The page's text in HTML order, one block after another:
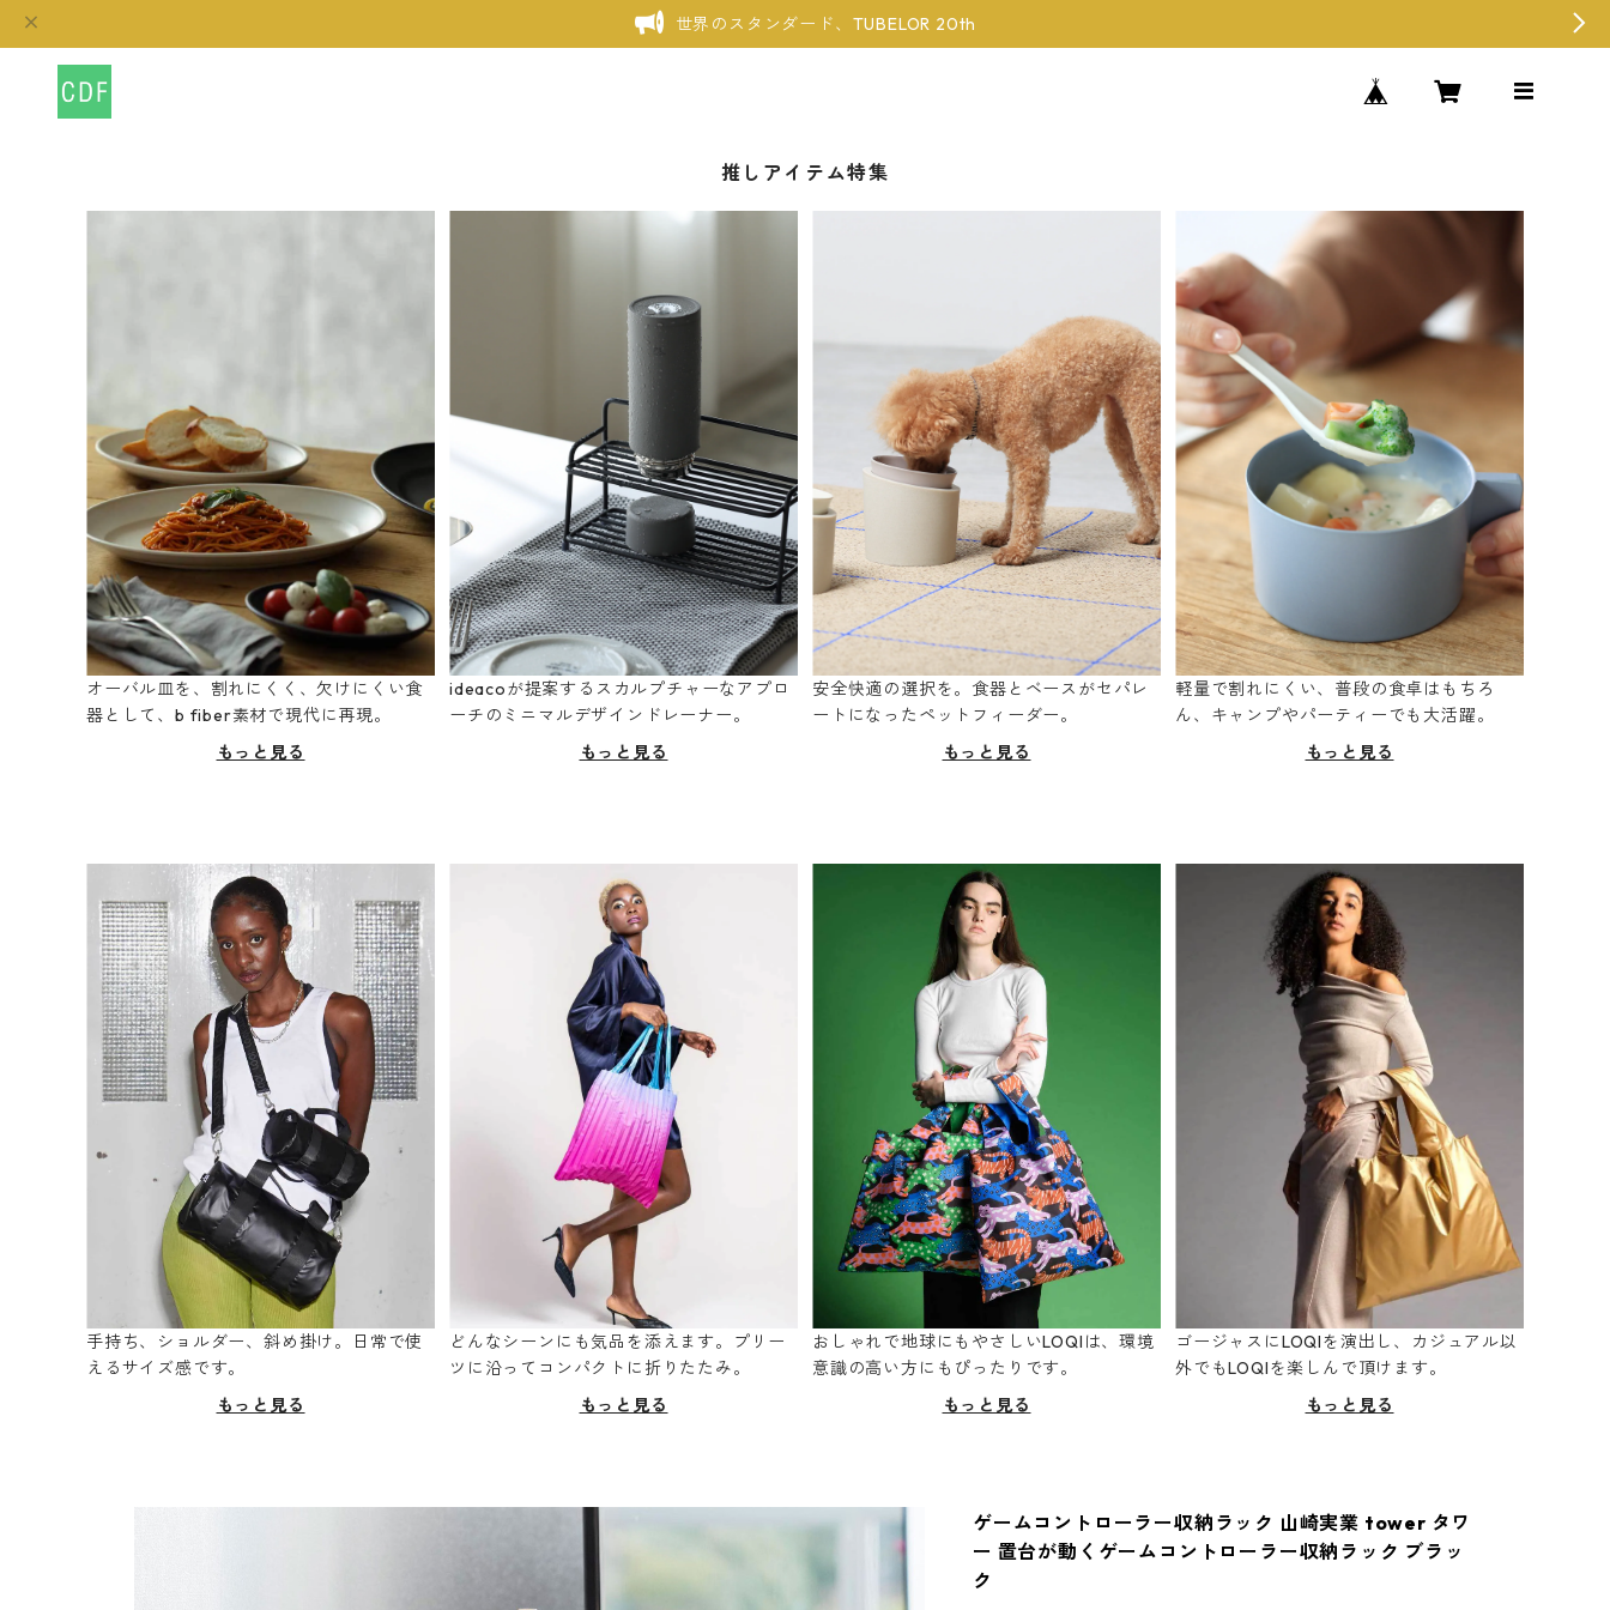
世界のスタンダード、TUBELOR 20th
推しアイテム特集
オーバル皿を、割れにくく、欠けにくい食
器として、b fiber素材で現代に再現。
もっと見る
ideacoが提案するスカルプチャーなアプロ
ーチのミニマルデザインドレーナー。
もっと見る
安全快適の選択を。食器とベースがセパレ
ートになったペットフィーダー。
もっと見る
軽量で割れにくい、普段の食卓はもちろ
ん、キャンプやパーティーでも大活躍。
もっと見る
手持ち、ショルダー、斜め掛け。日常で使
えるサイズ感です。
もっと見る
どんなシーンにも気品を添えます。プリー
ツに沿ってコンパクトに折りたたみ。
もっと見る
おしゃれで地球にもやさしいLOQIは、環境
意識の高い方にもぴったりです。
もっと見る
ゴージャスにLOQIを演出し、カジュアル以
外でもLOQIを楽しんで頂けます。
もっと見る
ゲームコントローラー収納ラック 山崎実業 tower タワ
ー 置台が動くゲームコントローラー収納ラック ブラッ
ク